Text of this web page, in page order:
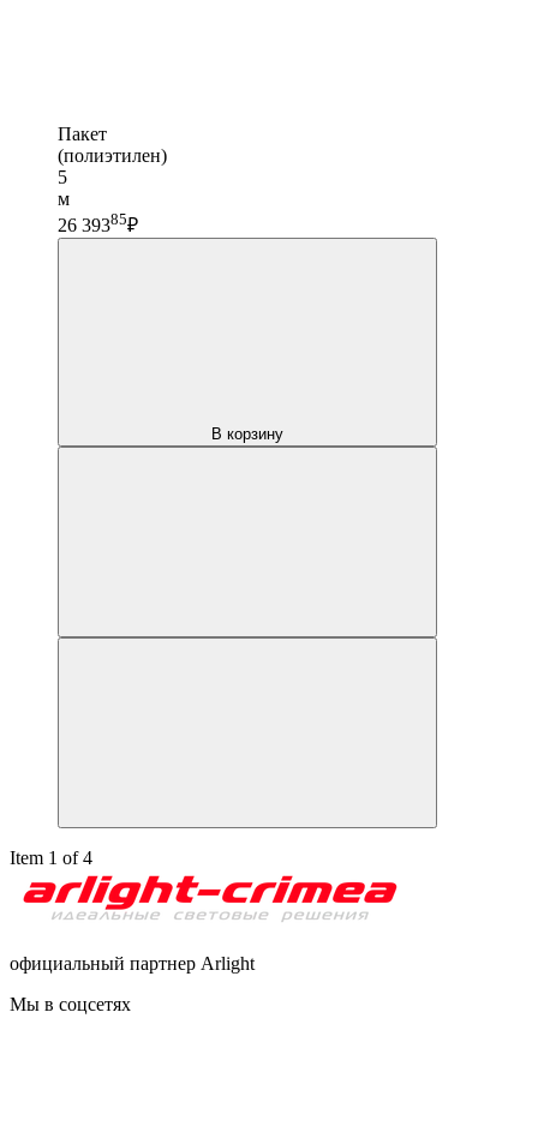
Пакет
(полиэтилен)
5
м
26 39385₽
В корзину
Item 1 of 4
официальный партнер Arlight
Мы в соцсетях